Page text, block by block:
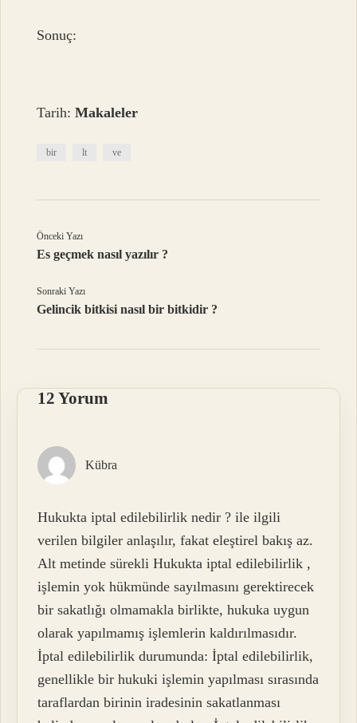
Sonuç:
Tarih:Makaleler
bir lt ve
Önceki Yazı
Es geçmek nasıl yazılır ?
Sonraki Yazı
Gelincik bitkisi nasıl bir bitkidir ?
12 Yorum
Kübra
Hukukta iptal edilebilirlik nedir ? ile ilgili
verilen bilgiler anlaşılır, fakat eleştirel bakış az.
Alt metinde sürekli Hukukta iptal edilebilirlik ,
işlemin yok hükmünde sayılmasını gerektirecek
bir sakatlığı olmamakla birlikte, hukuka uygun
olarak yapılmamış işlemlerin kaldırılmasıdır.
İptal edilebilirlik durumunda: İptal edilebilirlik,
genellikle bir hukuki işlemin yapılması sırasında
taraflardan birinin iradesinin sakatlanması